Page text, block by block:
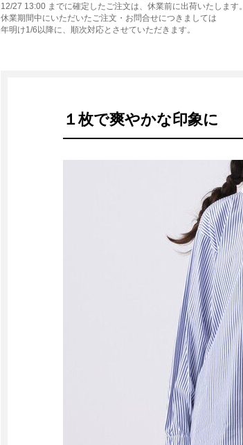
12/27 13:00 までに確定したご注文は、休業前に出荷いたします。
休業期間中にいただいたご注文・お問合せにつきましては
年明け1/6以降に、順次対応とさせていただきます。
１枚で爽やかな印象に